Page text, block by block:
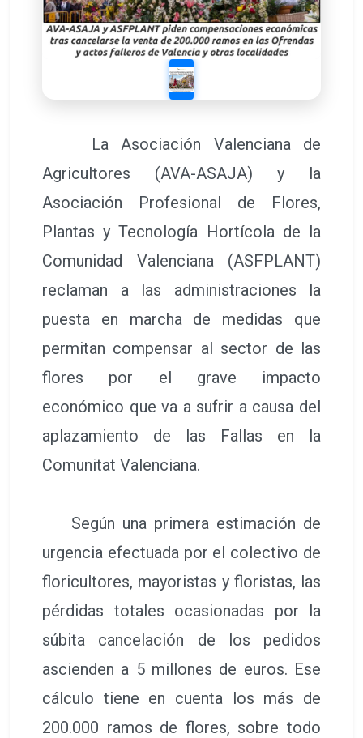
La Asociación Valenciana de
Agricultores (AVA-ASAJA) y la
Asociación Profesional de Flores,
Plantas y Tecnología Hortícola de la
Comunidad Valenciana (ASFPLANT)
reclaman a las administraciones la
puesta en marcha de medidas que
permitan compensar al sector de las
flores por el grave impacto
económico que va a sufrir a causa del
aplazamiento de las Fallas en la
Comunitat Valenciana.
Según una primera estimación de
urgencia efectuada por el colectivo de
floricultores, mayoristas y floristas, las
pérdidas totales ocasionadas por la
súbita cancelación de los pedidos
ascienden a 5 millones de euros. Ese
cálculo tiene en cuenta los más de
200.000 ramos de flores, sobre todo